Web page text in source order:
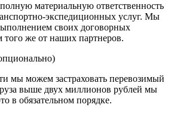
материальную ответственность
экспедиционных услуг. Мы
своих договорных
того же от наших партнеров.
мы можем застраховать перевозимый
выше двух миллионов рублей мы
в обязательном порядке.